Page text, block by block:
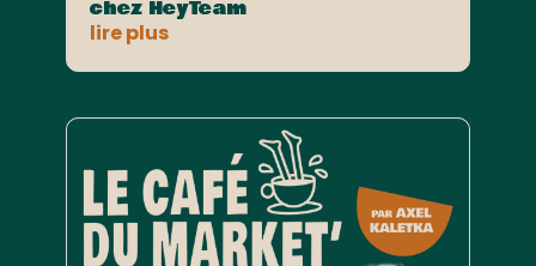
chez HeyTeam
lire plus